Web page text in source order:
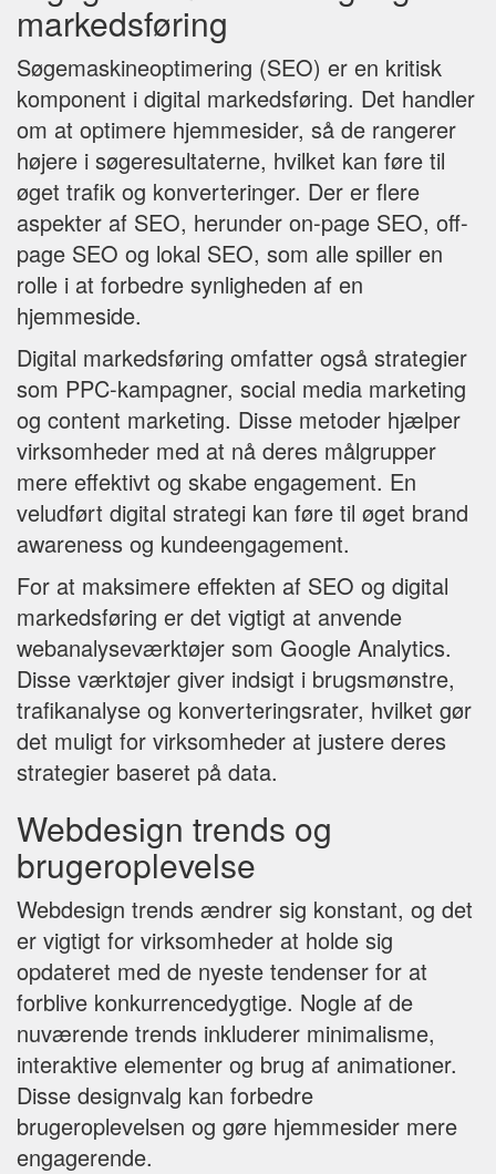
markedsføring
Søgemaskineoptimering (SEO) er en kritisk
komponent i digital markedsføring. Det handler
om at optimere hjemmesider, så de rangerer
højere i søgeresultaterne, hvilket kan føre til
øget trafik og konverteringer. Der er flere
aspekter af SEO, herunder on-page SEO, off-
page SEO og lokal SEO, som alle spiller en
rolle i at forbedre synligheden af en
hjemmeside.
Digital markedsføring omfatter også strategier
som PPC-kampagner, social media marketing
og content marketing. Disse metoder hjælper
virksomheder med at nå deres målgrupper
mere effektivt og skabe engagement. En
veludført digital strategi kan føre til øget brand
awareness og kundeengagement.
For at maksimere effekten af SEO og digital
markedsføring er det vigtigt at anvende
webanalyseværktøjer som Google Analytics.
Disse værktøjer giver indsigt i brugsmønstre,
trafikanalyse og konverteringsrater, hvilket gør
det muligt for virksomheder at justere deres
strategier baseret på data.
Webdesign trends og
brugeroplevelse
Webdesign trends ændrer sig konstant, og det
er vigtigt for virksomheder at holde sig
opdateret med de nyeste tendenser for at
forblive konkurrencedygtige. Nogle af de
nuværende trends inkluderer minimalisme,
interaktive elementer og brug af animationer.
Disse designvalg kan forbedre
brugeroplevelsen og gøre hjemmesider mere
engagerende.